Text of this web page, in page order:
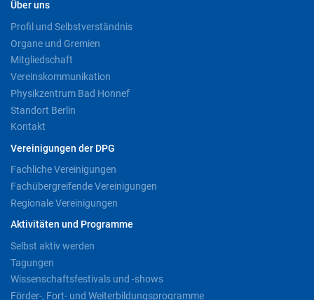
Über uns
Profil und Selbstverständnis
Organe und Gremien
Mitgliedschaft
Vereinskommunikation
Physikzentrum Bad Honnef
Standort Berlin
Kontakt
Vereinigungen der DPG
Fachliche Vereinigungen
Fachübergreifende Vereinigungen
Regionale Vereinigungen
Aktivitäten und Programme
Selbst aktiv werden
Tagungen
Wissenschaftsfestivals und -shows
Förder-, Fort- und Weiterbildungsprogramme